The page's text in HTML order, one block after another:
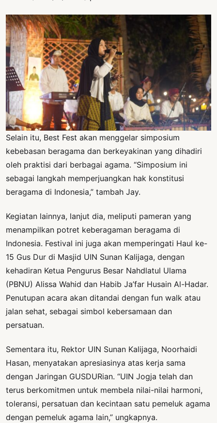
Selain itu, Best Fest akan menggelar simposium
kebebasan beragama dan berkeyakinan yang dihadiri
oleh praktisi dari berbagai agama. “Simposium ini
sebagai langkah memperjuangkan hak konstitusi
beragama di Indonesia,” tambah Jay.
Kegiatan lainnya, lanjut dia, meliputi pameran yang
menampilkan potret keberagaman beragama di
Indonesia. Festival ini juga akan memperingati Haul ke-
15 Gus Dur di Masjid UIN Sunan Kalijaga, dengan
kehadiran Ketua Pengurus Besar Nahdlatul Ulama
(PBNU) Alissa Wahid dan Habib Ja’far Husain Al-Hadar.
Penutupan acara akan ditandai dengan fun walk atau
jalan sehat, sebagai simbol kebersamaan dan
persatuan.
Sementara itu, Rektor UIN Sunan Kalijaga, Noorhaidi
Hasan, menyatakan apresiasinya atas kerja sama
dengan Jaringan GUSDURian. “UIN Jogja telah dan
terus berkomitmen untuk membela nilai-nilai harmoni,
toleransi, persatuan dan kecintaan satu pemeluk agama
dengan pemeluk agama lain,” ungkapnya.